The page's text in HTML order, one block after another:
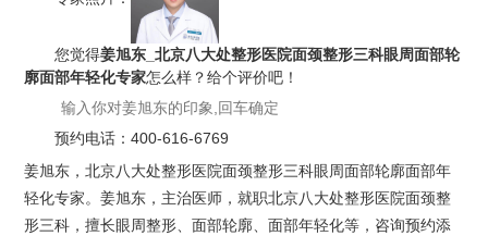
您觉得姜旭东_北京八大处整形医院面颈整形三科眼周面部轮
廓面部年轻化专家怎么样？给个评价吧！
预约电话：400-616-6769
姜旭东，北京八大处整形医院面颈整形三科眼周面部轮廓面部年
轻化专家。姜旭东，主治医师，就职北京八大处整形医院面颈整
形三科，擅长眼周整形、面部轮廓、面部年轻化等，咨询预约添